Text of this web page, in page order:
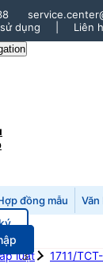
dụng
Liên
đồng mẫu Văn
luật 1711/